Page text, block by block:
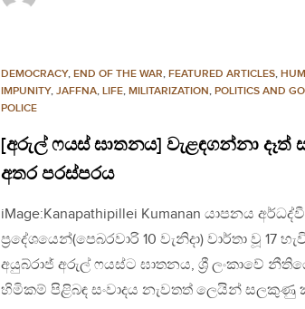
DEMOCRACY, END OF THE WAR, FEATURED ARTICLES,
IMPUNITY, JAFFNA, LIFE, MILITARIZATION, POLITICS AND
POLICE
[අරුල් ෆයස් ඝාතනය] වැළඳගන්නා
අතර පරස්පරය
iMage:Kanapathipillei Kumanan යාපනය
ප්‍රදේශයෙන්(පෙබරවාරි 10 වැනිදා) වාර්තා වූ
අයුබ්රාජ් අරුල් ෆයස්ට ඝාතනය, ශ්‍රී ලංකාවේ
හිමිකම් පිළිබඳ සංවාදය නැවතත් ලෙයින් සලකුණු